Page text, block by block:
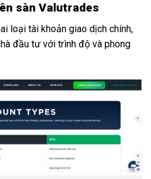
sàn Valutrades
loại tài khoản giao dịch chính,
đầu tư với trình độ và phong